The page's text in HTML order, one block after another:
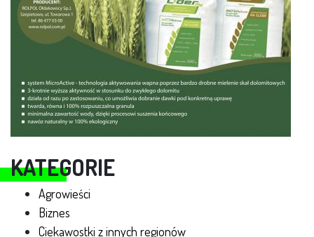
KATEGORIE
Agrowieści
Biznes
Ciekawostki z innych regionów